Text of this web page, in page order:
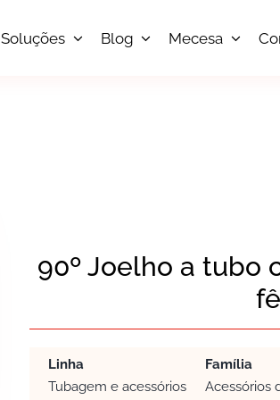
Soluções Blog Mecesa
90º Joelho a tubo
Linha
Família
Tubagem e acessórios
Acessórios